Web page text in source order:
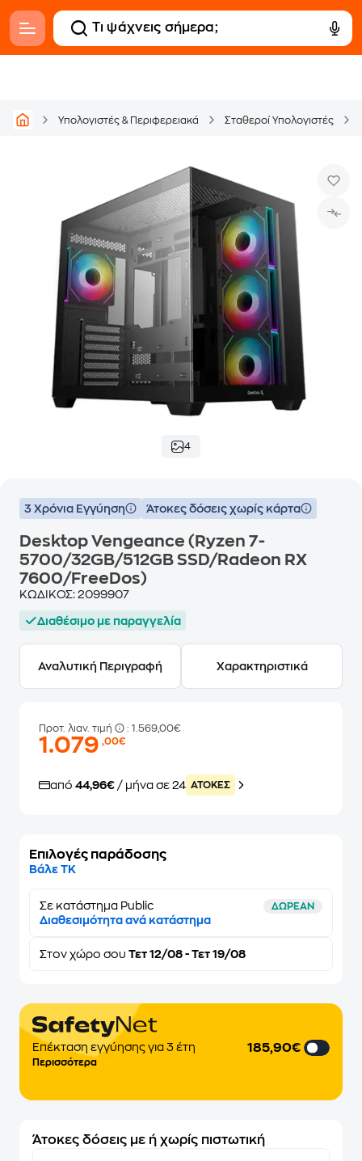
Υπολογιστές & Περιφερειακά Σταθεροί Υπολογιστές
4
3 Χρόνια Εγγύηση Άτοκες δόσεις χωρίς κάρτα
Desktop Vengeance (Ryzen 7-
5700/32GB/512GB SSD/Radeon RX
7600/FreeDos)
ΚΩΔΙΚΟΣ: 2099907
Διαθέσιμο με παραγγελία
Αναλυτική Περιγραφή Χαρακτηριστικά
Προτ. λιαν. τιμή : 1.569,00€
1.079,00€
από 44,96€ / μήνα σε 24 ATOKEΣ
Επιλογές παράδοσης
Βάλε ΤΚ
Σε κατάστημα Public ΔΩΡΕΑΝ
Διαθεσιμότητα ανά κατάστημα
Στον χώρο σου Τετ 12/08 - Τετ 19/08
Επέκταση εγγύησης για 3 έτη
Περισσότερα
185,90€
Άτοκες δόσεις με ή χωρίς πιστωτική